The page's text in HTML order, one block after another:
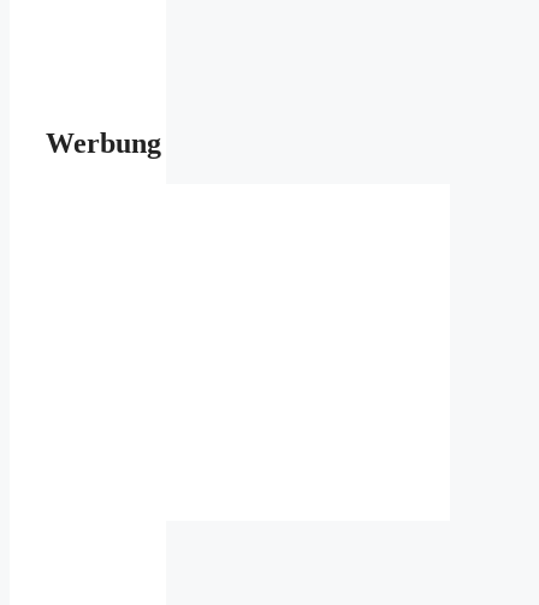
Werbung